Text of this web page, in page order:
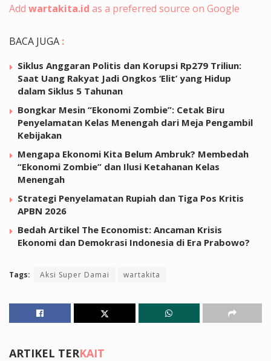
Add wartakita.id as a preferred source on Google
BACA JUGA :
Siklus Anggaran Politis dan Korupsi Rp279 Triliun:
Saat Uang Rakyat Jadi Ongkos ‘Elit’ yang Hidup
dalam Siklus 5 Tahunan
Bongkar Mesin “Ekonomi Zombie”: Cetak Biru
Penyelamatan Kelas Menengah dari Meja Pengambil
Kebijakan
Mengapa Ekonomi Kita Belum Ambruk? Membedah
“Ekonomi Zombie” dan Ilusi Ketahanan Kelas
Menengah
Strategi Penyelamatan Rupiah dan Tiga Pos Kritis
APBN 2026
Bedah Artikel The Economist: Ancaman Krisis
Ekonomi dan Demokrasi Indonesia di Era Prabowo?
Tags: Aksi Super Damai wartakita
ARTIKEL TERKAIT